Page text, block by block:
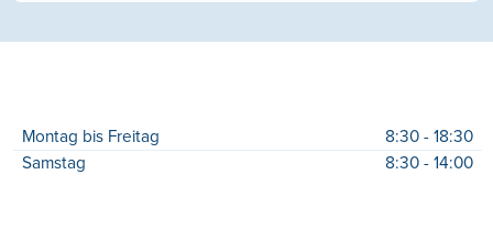
Montag bis Freitag
8:30 - 18:30
Samstag
8:30 - 14:00